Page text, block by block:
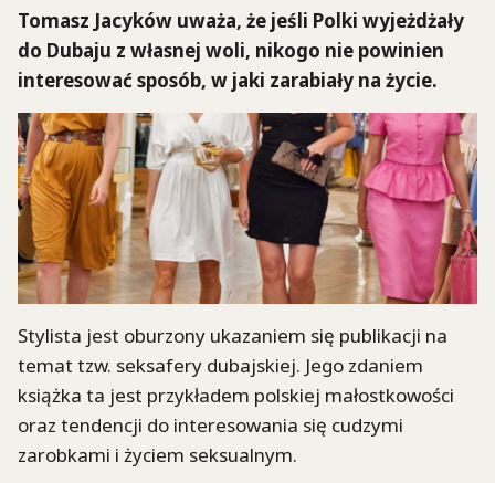
Tomasz Jacyków uważa, że jeśli Polki wyjeżdżały
do Dubaju z własnej woli, nikogo nie powinien
interesować sposób, w jaki zarabiały na życie.
Stylista jest oburzony ukazaniem się publikacji na
temat tzw. seksafery dubajskiej. Jego zdaniem
książka ta jest przykładem polskiej małostkowości
oraz tendencji do interesowania się cudzymi
zarobkami i życiem seksualnym.